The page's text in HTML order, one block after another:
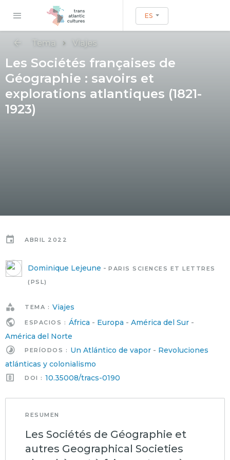
ES
Tema Viajes
Les Sociétés françaises de
Géographie : savoirs et
explorations atlantiques (1821-
1923)
ABRIL 2022
Dominique Lejeune - PARIS SCIENCES ET LETTRES
(PSL)
TEMA : Viajes
ESPACIOS : África - Europa - América del Sur-
América del Norte
PERÍODOS : Un Atlántico de vapor- Revoluciones
atlánticas y colonialismo
DOI : 10.35008/tracs-0190
RESUMEN
Les Sociétés de Géographie et
autres Geographical Societies